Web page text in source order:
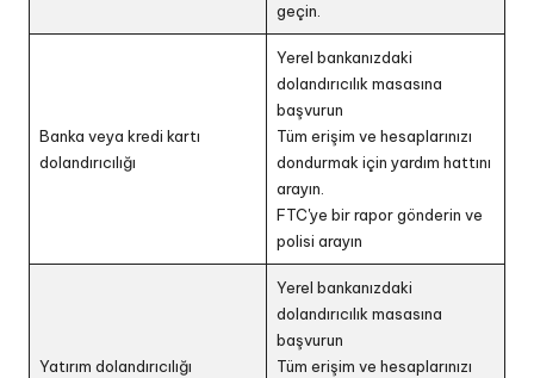
geçin.
Banka veya kredi kartı
dolandırıcılığı
Yerel bankanızdaki
dolandırıcılık masasına
başvurun
Tüm erişim ve hesaplarınızı
dondurmak için yardım hattını
arayın.
FTC'ye bir rapor gönderin ve
polisi arayın
Yatırım dolandırıcılığı
Yerel bankanızdaki
dolandırıcılık masasına
başvurun
Tüm erişim ve hesaplarınızı